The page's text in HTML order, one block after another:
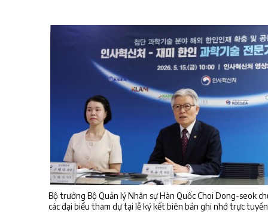
Bộ trưởng Bộ Quản lý Nhân sự Hàn Quốc Choi Dong-seok
các đại biểu tham dự tại lễ ký kết biên bản ghi nhớ trực